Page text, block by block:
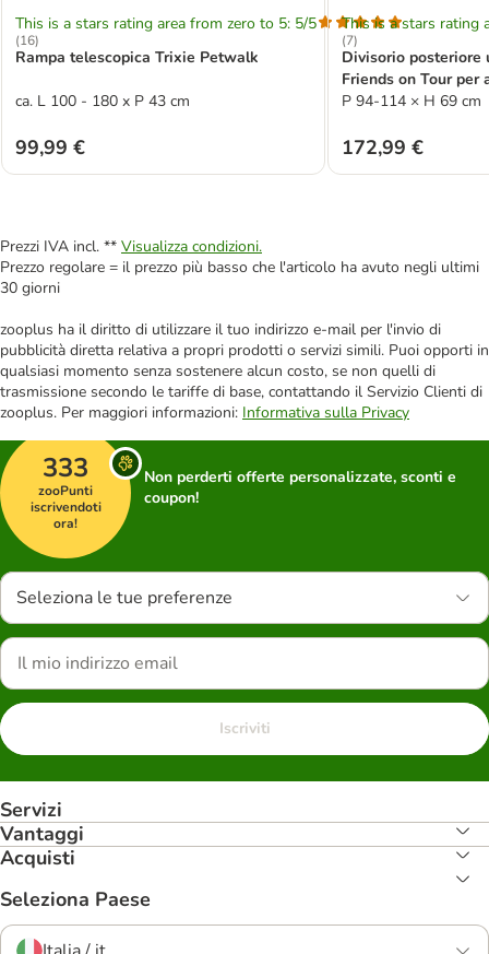
This is a stars rating area from zero to 5: 5/5
(16)
Rampa telescopica Trixie Petwalk
ca. L 100 - 180 x P 43 cm
99,99 €
This is a stars rating
(7)
Divisorio posteriore
Friends on Tour per
P 94-114 × H 69 cm
172,99 €
Prezzi IVA incl. ** Visualizza condizioni.
Prezzo regolare = il prezzo più basso che l'articolo ha avuto negli ultimi
30 giorni
zooplus ha il diritto di utilizzare il tuo indirizzo e-mail per l'invio di
pubblicità diretta relativa a propri prodotti o servizi simili. Puoi opporti in
qualsiasi momento senza sostenere alcun costo, se non quelli di
trasmissione secondo le tariffe di base, contattando il Servizio Clienti di
zooplus. Per maggiori informazioni: Informativa sulla Privacy
333
zooPunti
iscrivendoti
ora!
Non perderti offerte personalizzate, sconti e
coupon!
Seleziona le tue preferenze
Iscriviti
Servizi
Vantaggi
Acquisti
Seleziona Paese